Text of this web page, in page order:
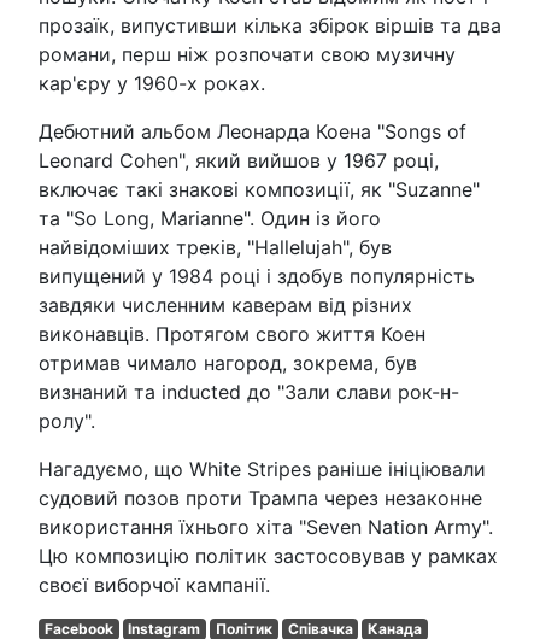
прозаїк, випустивши кілька збірок віршів та два
романи, перш ніж розпочати свою музичну
кар'єру у 1960-х роках.
Дебютний альбом Леонарда Коена "Songs of
Leonard Cohen", який вийшов у 1967 році,
включає такі знакові композиції, як "Suzanne"
та "So Long, Marianne". Один із його
найвідоміших треків, "Hallelujah", був
випущений у 1984 році і здобув популярність
завдяки численним каверам від різних
виконавців. Протягом свого життя Коен
отримав чимало нагород, зокрема, був
визнаний та inducted до "Зали слави рок-н-
ролу".
Нагадуємо, що White Stripes раніше ініціювали
судовий позов проти Трампа через незаконне
використання їхнього хіта "Seven Nation Army".
Цю композицію політик застосовував у рамках
своєї виборчої кампанії.
Facebook Instagram Політик Співачка Канада